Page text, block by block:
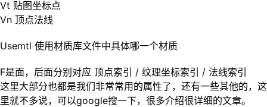
Vt 贴图坐标点
Vn 顶点法线
Usemtl 使用材质库文件中具体哪一个材质
F是面，后面分别对应 顶点索引 / 纹理坐标索引 / 法线索引
这里大部分也都是我们非常常用的属性了，还有一些其他的，这
里就不多说，可以google搜一下，很多介绍很详细的文章。